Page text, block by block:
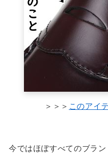
＞＞＞ このアイ
今ではほぼすべてのブラ